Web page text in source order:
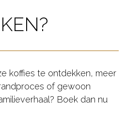
koffies te ontdekken, meer
of gewoon
Boek dan nu